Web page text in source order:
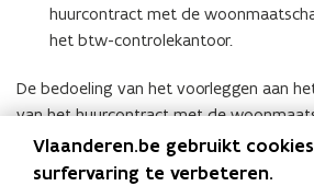
huurcontract met de
het btw-controlekantoor.
De bedoeling van het voorleggen aan
van het huurcontract met de
investeerder is de bevestiging dat de
zullen verhuurd worden aan een
Vlaanderen.be gebruikt
surfervaring te verbeteren.